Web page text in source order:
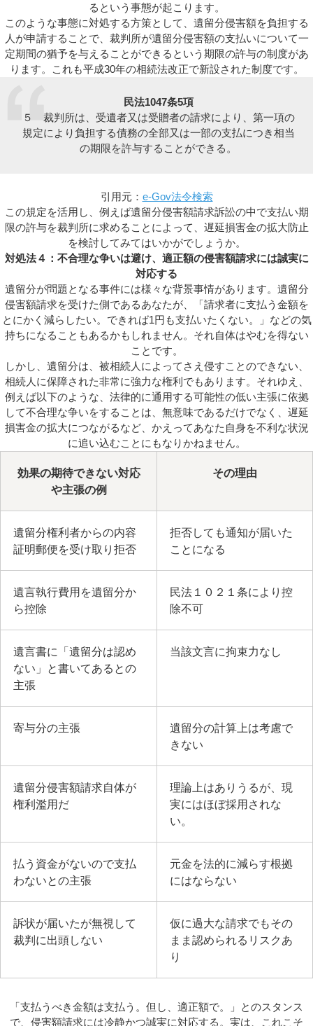
るという事態が起こります。
このような事態に対処する方策として、遺留分侵害額を負担する
人が申請することで、裁判所が遺留分侵害額の支払いについて一
定期間の猶予を与えることができるという期限の許与の制度があ
ります。これも平成30年の相続法改正で新設された制度です。
民法1047条5項
５ 裁判所は、受遺者又は受贈者の請求により、第一項の
規定により負担する債務の全部又は一部の支払につき相当
の期限を許与することができる。
引用元： e-Gov法令検索
この規定を活用し、例えば遺留分侵害額請求訴訟の中で支払い期
限の許与を裁判所に求めることによって、遅延損害金の拡大防止
を検討してみてはいかがでしょうか。
対処法４：不合理な争いは避け、適正額の侵害額請求には誠実に
対応する
遺留分が問題となる事件には様々な背景事情があります。遺留分
侵害額請求を受けた側であるあなたが、「請求者に支払う金額を
とにかく減らしたい。できれば1円も支払いたくない。」などの気
持ちになることもあるかもしれません。それ自体はやむを得ない
ことです。
しかし、遺留分は、被相続人によってさえ侵すことのできない、
相続人に保障された非常に強力な権利でもあります。それゆえ、
例えば以下のような、法律的に通用する可能性の低い主張に依拠
して不合理な争いをすることは、無意味であるだけでなく、遅延
損害金の拡大につながるなど、かえってあなた自身を不利な状況
に追い込むことにもなりかねません。
効果の期待できない対応
や主張の例
その理由
遺留分権利者からの内容
証明郵便を受け取り拒否
拒否しても通知が届いた
ことになる
遺言執行費用を遺留分か
ら控除
民法１０２１条により控
除不可
遺言書に「遺留分は認め
ない」と書いてあるとの
主張
当該文言に拘束力なし
寄与分の主張
遺留分の計算上は考慮で
きない
遺留分侵害額請求自体が
権利濫用だ
理論上はありうるが、現
実にはほぼ採用されな
い。
払う資金がないので支払
わないとの主張
元金を法的に減らす根拠
にはならない
訴状が届いたが無視して
裁判に出頭しない
仮に過大な請求でもその
まま認められるリスクあ
り
「支払うべき金額は支払う。但し、適正額で。」とのスタンス
で、侵害額請求には冷静かつ誠実に対応する。実は、これこそ